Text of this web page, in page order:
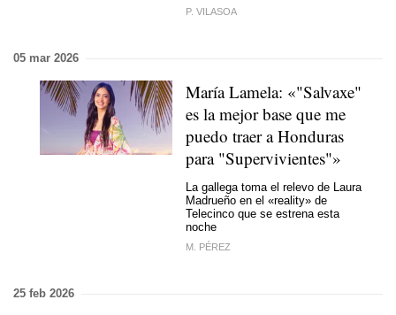
P. VILASOA
05 mar 2026
María Lamela: «"Salvaxe"
es la mejor base que me
puedo traer a Honduras
para "Supervivientes"»
La gallega toma el relevo de Laura
Madrueño en el «reality» de
Telecinco que se estrena esta
noche
M. PÉREZ
25 feb 2026